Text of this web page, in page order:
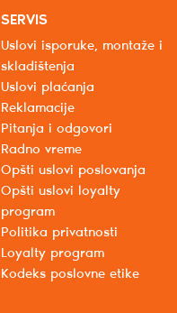
SERVIS
Uslovi isporuke, montaže i
skladištenja
Uslovi plaćanja
Reklamacije
Pitanja i odgovori
Radno vreme
Opšti uslovi poslovanja
Opšti uslovi loyalty
program
Politika privatnosti
Loyalty program
Kodeks poslovne etike